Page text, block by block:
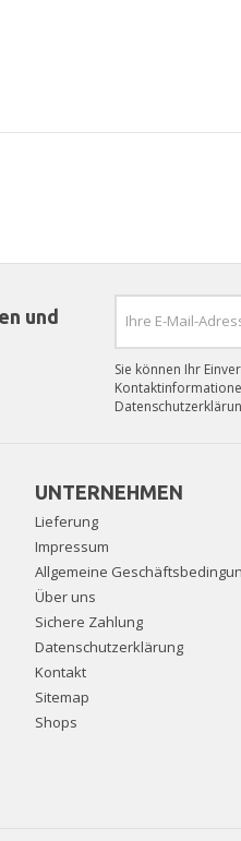
und
Sie können Ihr
UNTERNEHMEN
Lieferung
Impressum
Allgemeine
Über uns
Sichere Zahlung
Datenschutzerklärung
Kontakt
Sitemap
Shops